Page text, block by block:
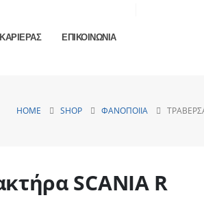
ΕΠΙΚΟΙΝΩΝΙΑ
HOME SHOP ΦΑΝΟΠΟΙΊΑ
SCANIA R